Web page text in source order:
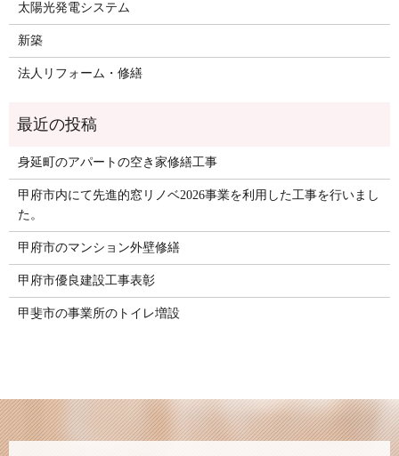
太陽光発電システム
新築
法人リフォーム・修繕
身延町のアパートの空き家修繕工事
甲府市内にて先進的窓リノベ2026事業を利用した工事を行いまし
た。
甲府市のマンション外壁修繕
甲府市優良建設工事表彰
甲斐市の事業所のトイレ増設